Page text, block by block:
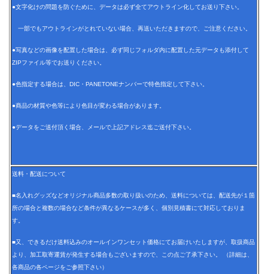
●文字化けの問題を防ぐために、データは必ず全てアウトライン化してお送り下さい。
一部でもアウトラインがとれていない場合、再送いただきますので、ご注意ください。
●写真などの画像を配置した場合は、必ず同じフォルダ内に配置した元データも添付して
ZIPファイル等でお送りください。
●色指定する場合は、DIC・PANETONEナンバーで特色指定して下さい。
●商品の材質や色等により色目が変わる場合があります。
●データをご送付頂く場合、メールで上記アドレス迄ご送付下さい。
送料・配送について
■名入れグッズなどオリジナル商品多数の取り扱いのため、送料については、配送先が１箇
所の場合と複数の場合など条件が異なるケースが多く、個別見積書にて対応しておりま
す。
■又、できるだけ送料込みのオールインワンセット価格にてお届けいたしますが、取扱商品
より、加工取寄運賃が発生する場合もございますので、この点ご了承下さい。 （詳細は、
各商品の各ページをご参照下さい）